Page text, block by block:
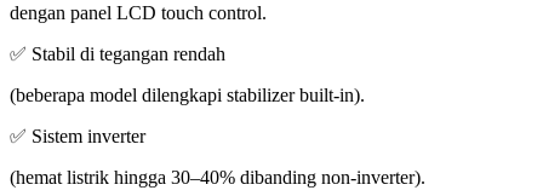
dengan panel LCD touch control.
✅ Stabil di tegangan rendah
(beberapa model dilengkapi stabilizer built-in).
✅ Sistem inverter
(hemat listrik hingga 30–40% dibanding non-inverter).